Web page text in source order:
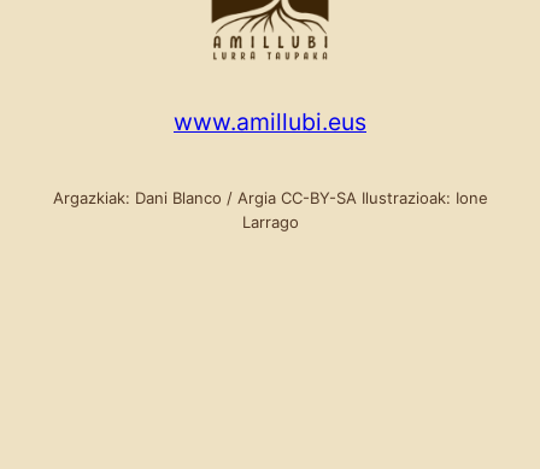
www.amillubi.eus
Argazkiak: Dani Blanco / Argia CC-BY-SA Ilustrazioak: Ione
Larrago